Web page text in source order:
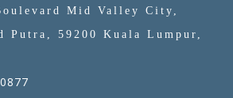
Mid Valley City,
Putra, 59200 Kuala Lumpur,